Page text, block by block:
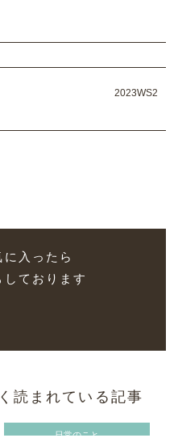
2023WS2
入ったら
ております
読まれている記事
日常のこと